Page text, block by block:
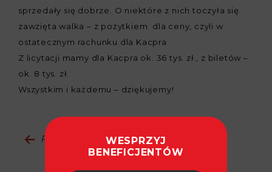
sprzedały się dobrze. O niektóre z nich toczyła się
zawzięta walka – z pożytkiem dla ceny, czyli w
ostatecznym rachunku dla Kacpra.
Z licytacji mamy dla Kacpra ok. 36 tys. zł., z biletów –
ok. 8 tys. zł.
Wszystkim i każdemu – dziękujemy!
Powrót do wydarzeń
WESPRZYJ
BENEFICJENTÓW